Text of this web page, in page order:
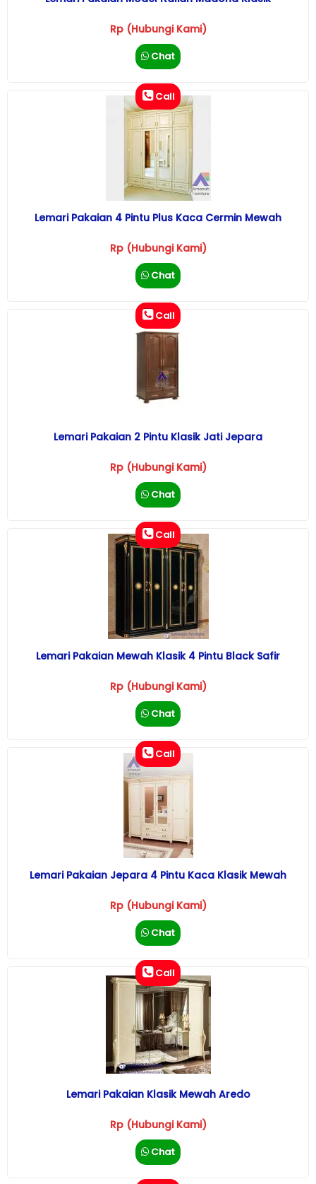
Rp (Hubungi Kami)
Chat
Call
Lemari Pakaian 4 Pintu Plus Kaca Cermin Mewah
Rp (Hubungi Kami)
Chat
Call
Lemari Pakaian 2 Pintu Klasik Jati Jepara
Rp (Hubungi Kami)
Chat
Call
Lemari Pakaian Mewah Klasik 4 Pintu Black Safir
Rp (Hubungi Kami)
Chat
Call
Lemari Pakaian Jepara 4 Pintu Kaca Klasik Mewah
Rp (Hubungi Kami)
Chat
Call
Lemari Pakaian Klasik Mewah Aredo
Rp (Hubungi Kami)
Chat